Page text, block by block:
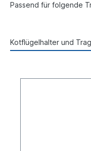
Passend für folgende
Kotflügelhalter und